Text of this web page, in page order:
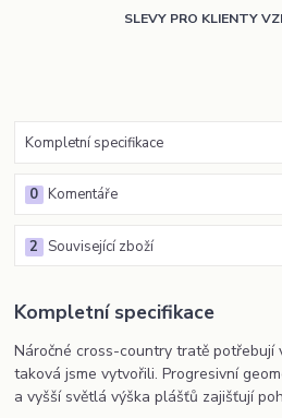
SLEVY PRO KLIENTY
Kompletní specifikace
Komentáře
0
Související zboží
2
Kompletní specifikace
Náročné cross-country tratě potřebují
taková jsme vytvořili. Progresivní
a vyšší světlá výška plášťů zajišťují